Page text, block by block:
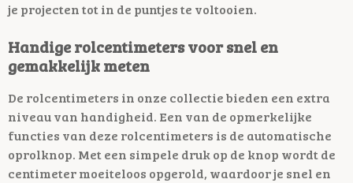
je projecten tot in de puntjes te voltooien.
Handige rolcentimeters voor snel en
gemakkelijk meten
De rolcentimeters in onze collectie bieden een extra
niveau van handigheid. Een van de opmerkelijke
functies van deze rolcentimeters is de automatische
oprolknop. Met een simpele druk op de knop wordt de
centimeter moeiteloos opgerold, waardoor je snel en